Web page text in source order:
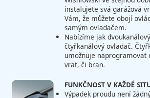
instalujete svá garážová
Vám, že můžete obojí
samým ovladačem.
Nabízíme jak
čtyřkanálový ovladač.
umožnuje naprogramovat
vrat, či bran.
FUNKČNOST V KAŽDÉ
Výpadek proudu není